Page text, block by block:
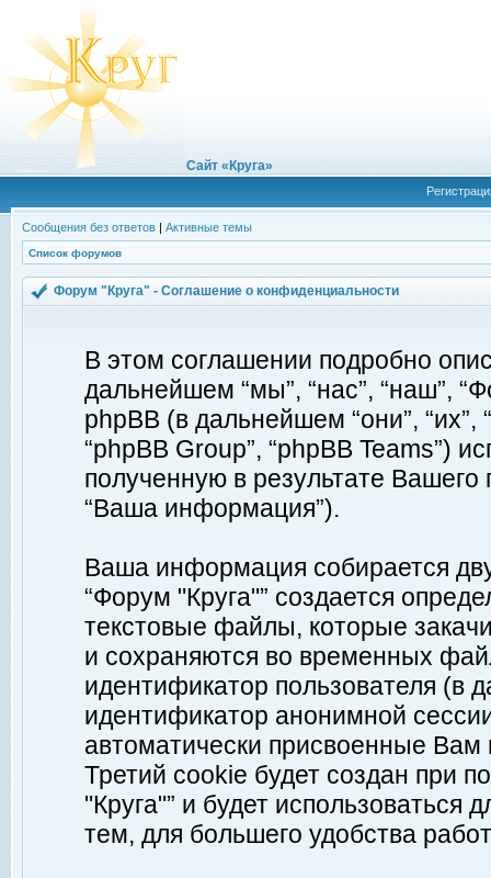
Сайт «Круга»
Сообщения без ответов | Активные темы
Список форумов
Форум "Круга" - Соглашение о конфиденциальности
В этом соглашении подробно
дальнейшем “мы”, “нас”, “наш”,
phpBB (в дальнейшем “они”, “их”,
“phpBB Group”, “phpBB Teams”)
полученную в результате
“Ваша информация”).
Ваша информация собирается
“Форум "Круга"” создается
текстовые файлы, которые
и сохраняются во временных
идентификатор пользователя (в
идентификатор анонимной
автоматически присвоенные
Третий cookie будет создан при
"Круга"” и будет
тем, для большего удобства